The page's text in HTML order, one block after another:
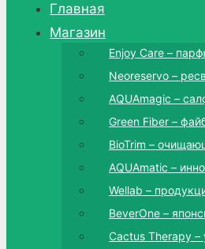
Главная
Магазин
Enjoy Care –
Neoreservo –
AQUAmagic –
Green Fiber –
BioTrim –
AQUAmatic –
Wellab –
BeverOne –
Cactus Therapy –